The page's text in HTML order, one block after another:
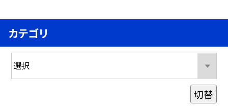
カテゴリ
切替